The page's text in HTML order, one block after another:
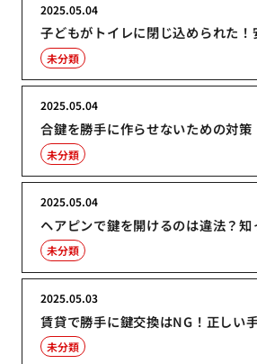
子どもがトイレに閉じ込められた
2025.05.04
未分類
合鍵を勝手に作らせないための対策
2025.05.04
未分類
ヘアピンで鍵を開けるのは違法？知
2025.05.04
未分類
賃貸で勝手に鍵交換はNG！正しい
2025.05.03
未分類